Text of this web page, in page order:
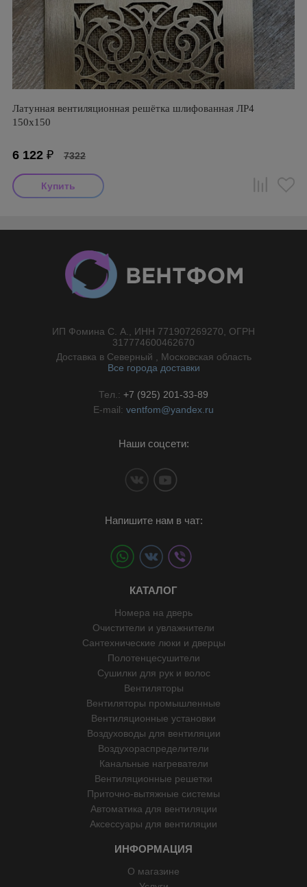
Латунная вентиляционная решётка шлифованная ЛР4
150х150
6 122 ₽ 7322
ИП Фомина С. А., ИНН 771907269270, ОГРН
317774600462670
Доставка в Северный , Московская область
Все города доставки
Тел.: +7 (925) 201-33-89
E-mail: ventfom@yandex.ru
Наши соцсети:
Напишите нам в чат:
КАТАЛОГ
Номера на дверь
Очистители и увлажнители
Сантехнические люки и дверцы
Полотенцесушители
Сушилки для рук и волос
Вентиляторы
Вентиляторы промышленные
Вентиляционные установки
Воздуховоды для вентиляции
Воздухораспределители
Канальные нагреватели
Вентиляционные решетки
Приточно-вытяжные системы
Автоматика для вентиляции
Аксессуары для вентиляции
ИНФОРМАЦИЯ
О магазине